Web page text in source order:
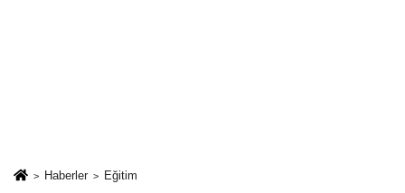
Haberler Eğitim